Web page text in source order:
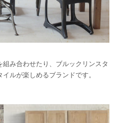
み合わせたり、ブルックリンスタ
ルが楽しめるブランドです。